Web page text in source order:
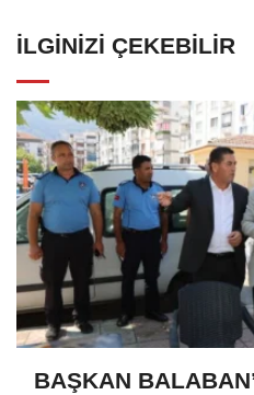
İLGINIZI ÇEKEBILIR
BAŞKAN